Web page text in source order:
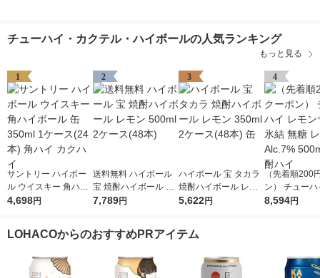
チューハイ・カクテル・ハイボールの人気ランキング
もっと見る
1
サントリー ハイボー
ル ウイスキー 角ハイ
ボール 缶 350ml 1ケ
4,698円
2
送料無料 ハイボール
宝 焼酎ハイボール レ
モン 500ml 2ケース(4
7,789円
3
ハイボール 宝 タカラ
焼酎ハイボール レモ
ン 350ml 2ケース(48
5,622円
4
（先着順200
ン） チュー
ンサワー 氷結
8,594円
LOHACOからのおすすめPRアイテム